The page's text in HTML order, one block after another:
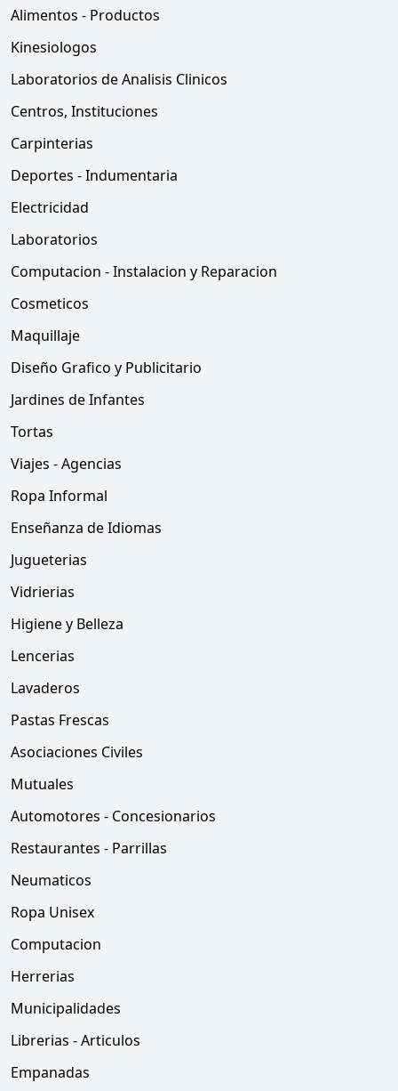
Alimentos - Productos
Kinesiologos
Laboratorios de Analisis Clinicos
Centros, Instituciones
Carpinterias
Deportes - Indumentaria
Electricidad
Laboratorios
Computacion - Instalacion y Reparacion
Cosmeticos
Maquillaje
Diseño Grafico y Publicitario
Jardines de Infantes
Tortas
Viajes - Agencias
Ropa Informal
Enseñanza de Idiomas
Jugueterias
Vidrierias
Higiene y Belleza
Lencerias
Lavaderos
Pastas Frescas
Asociaciones Civiles
Mutuales
Automotores - Concesionarios
Restaurantes - Parrillas
Neumaticos
Ropa Unisex
Computacion
Herrerias
Municipalidades
Librerias - Articulos
Empanadas